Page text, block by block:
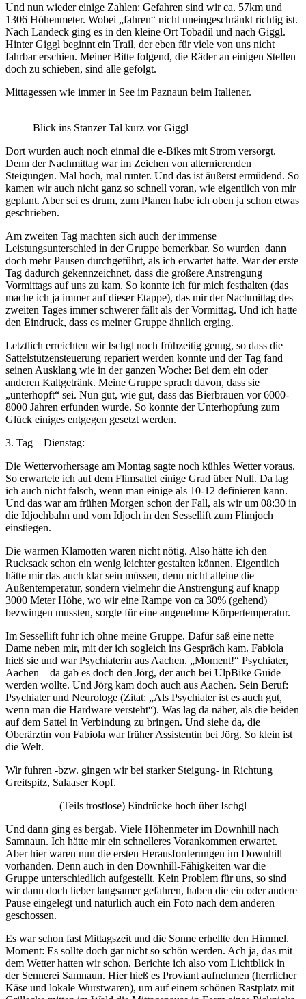
Und nun wieder einige Zahlen: Gefahren sind wir ca. 57km und
1306 Höhenmeter. Wobei „fahren“ nicht uneingeschränkt richtig ist.
Nach Landeck ging es in den kleine Ort Tobadil und nach Giggl.
Hinter Giggl beginnt ein Trail, der eben für viele von uns nicht
fahrbar erschien. Meiner Bitte folgend, die Räder an einigen Stellen
doch zu schieben, sind alle gefolgt.
Mittagessen wie immer in See im Paznaun beim Italiener.
Blick ins Stanzer Tal kurz vor Giggl
Dort wurden auch noch einmal die e-Bikes mit Strom versorgt.
Denn der Nachmittag war im Zeichen von alternierenden
Steigungen. Mal hoch, mal runter. Und das ist äußerst ermüdend. So
kamen wir auch nicht ganz so schnell voran, wie eigentlich von mir
geplant. Aber sei es drum, zum Planen habe ich oben ja schon etwas
geschrieben.
Am zweiten Tag machten sich auch der immense
Leistungsunterschied in der Gruppe bemerkbar. So wurden dann
doch mehr Pausen durchgeführt, als ich erwartet hatte. War der erste
Tag dadurch gekennzeichnet, dass die größere Anstrengung
Vormittags auf uns zu kam. So konnte ich für mich festhalten (das
mache ich ja immer auf dieser Etappe), das mir der Nachmittag des
zweiten Tages immer schwerer fällt als der Vormittag. Und ich hatte
den Eindruck, dass es meiner Gruppe ähnlich erging.
Letztlich erreichten wir Ischgl noch frühzeitig genug, so dass die
Sattelstützensteuerung repariert werden konnte und der Tag fand
seinen Ausklang wie in der ganzen Woche: Bei dem ein oder
anderen Kaltgetränk. Meine Gruppe sprach davon, dass sie
„unterhopft“ sei. Nun gut, wie gut, dass das Bierbrauen vor 6000-
8000 Jahren erfunden wurde. So konnte der Unterhopfung zum
Glück einiges entgegen gesetzt werden.
3. Tag – Dienstag:
Die Wettervorhersage am Montag sagte noch kühles Wetter voraus.
So erwartete ich auf dem Flimsattel einige Grad über Null. Da lag
ich auch nicht falsch, wenn man einige als 10-12 definieren kann.
Und das war am frühen Morgen schon der Fall, als wir um 08:30 in
die Idjochbahn und vom Idjoch in den Sessellift zum Flimjoch
einstiegen.
Die warmen Klamotten waren nicht nötig. Also hätte ich den
Rucksack schon ein wenig leichter gestalten können. Eigentlich
hätte mir das auch klar sein müssen, denn nicht alleine die
Außentemperatur, sondern vielmehr die Anstrengung auf knapp
3000 Meter Höhe, wo wir eine Rampe von ca 30% (gehend)
bezwingen mussten, sorgte für eine angenehme Körpertemperatur.
Im Sessellift fuhr ich ohne meine Gruppe. Dafür saß eine nette
Dame neben mir, mit der ich sogleich ins Gespräch kam. Fabiola
hieß sie und war Psychiaterin aus Aachen. „Moment!“ Psychiater,
Aachen – da gab es doch den Jörg, der auch bei UlpBike Guide
werden wollte. Und Jörg kam doch auch aus Aachen. Sein Beruf:
Psychiater und Neurologe (Zitat: „Als Psychiater ist es auch gut,
wenn man die Hardware versteht“). Was lag da näher, als die beiden
auf dem Sattel in Verbindung zu bringen. Und siehe da, die
Oberärztin von Fabiola war früher Assistentin bei Jörg. So klein ist
die Welt.
Wir fuhren -bzw. gingen wir bei starker Steigung- in Richtung
Greitspitz, Salaaser Kopf.
(Teils trostlose) Eindrücke hoch über Ischgl
Und dann ging es bergab. Viele Höhenmeter im Downhill nach
Samnaun. Ich hätte mir ein schnelleres Vorankommen erwartet.
Aber hier waren nun die ersten Herausforderungen im Downhill
vorhanden. Denn auch in den Downhill-Fähigkeiten war die
Gruppe unterschiedlich aufgestellt. Kein Problem für uns, so sind
wir dann doch lieber langsamer gefahren, haben die ein oder andere
Pause eingelegt und natürlich auch ein Foto nach dem anderen
geschossen.
Es war schon fast Mittagszeit und die Sonne erhellte den Himmel.
Moment: Es sollte doch gar nicht so schön werden. Ach ja, das mit
dem Wetter hatten wir schon. Berichte ich also vom Lichtblick in
der Sennerei Samnaun. Hier hieß es Proviant aufnehmen (herrlicher
Käse und lokale Wurstwaren), um auf einem schönen Rastplatz mit